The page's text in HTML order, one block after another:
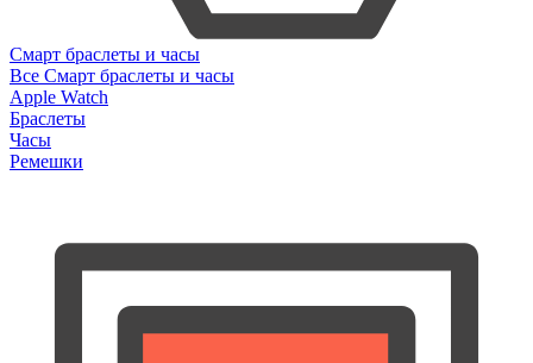
Смарт браслеты и часы
Все Смарт браслеты и часы
Apple Watch
Браслеты
Часы
Ремешки